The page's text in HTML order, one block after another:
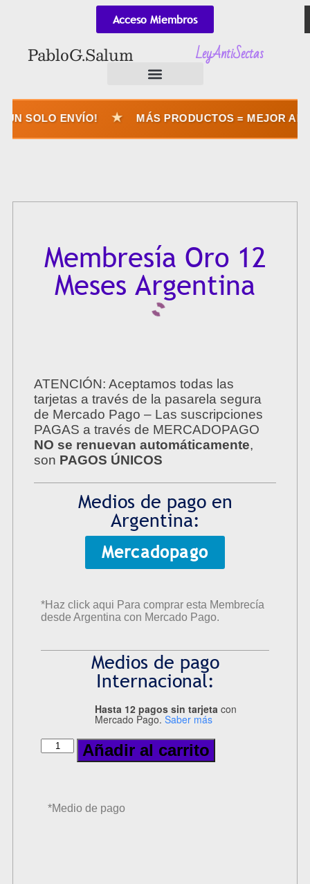
Acceso Miembros
Pablo G. Salum LeyAntiSectas
SOLO ENVÍO! MÁS PRODUCTOS = MEJOR
Membresía Oro 12
Meses Argentina
ATENCIÓN: Aceptamos todas las
tarjetas a través de la pasarela segura
de Mercado Pago – Las suscripciones
PAGAS a través de MERCADOPAGO
NO se renuevan automáticamente,
son PAGOS ÚNICOS
Medios de pago en
Argentina:
Mercadopago
*Haz click aqui Para comprar esta Membrecía
desde Argentina con Mercado Pago.
Medios de pago
Internacional:
Hasta 12 pagos sin tarjeta con
Mercado Pago. Saber más
Añadir al carrito
*Medio de pago